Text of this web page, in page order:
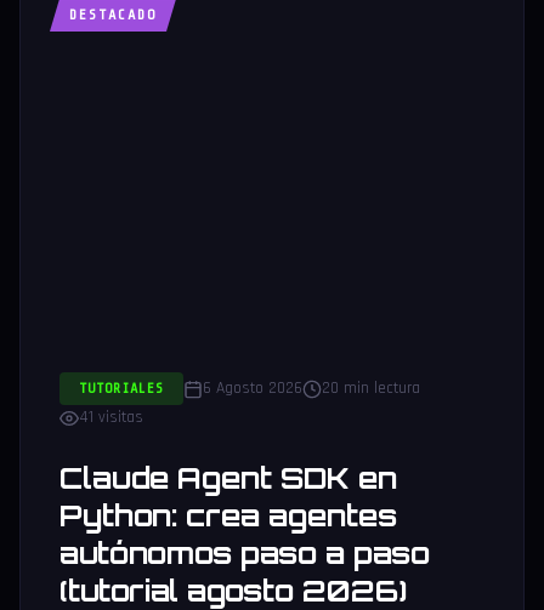
DESTACADO
TUTORIALES 6 Agosto 2026
20 min lectura
41 visitas
Claude Agent SDK en
Python: crea agentes
autónomos paso a paso
(tutorial agosto 2026)